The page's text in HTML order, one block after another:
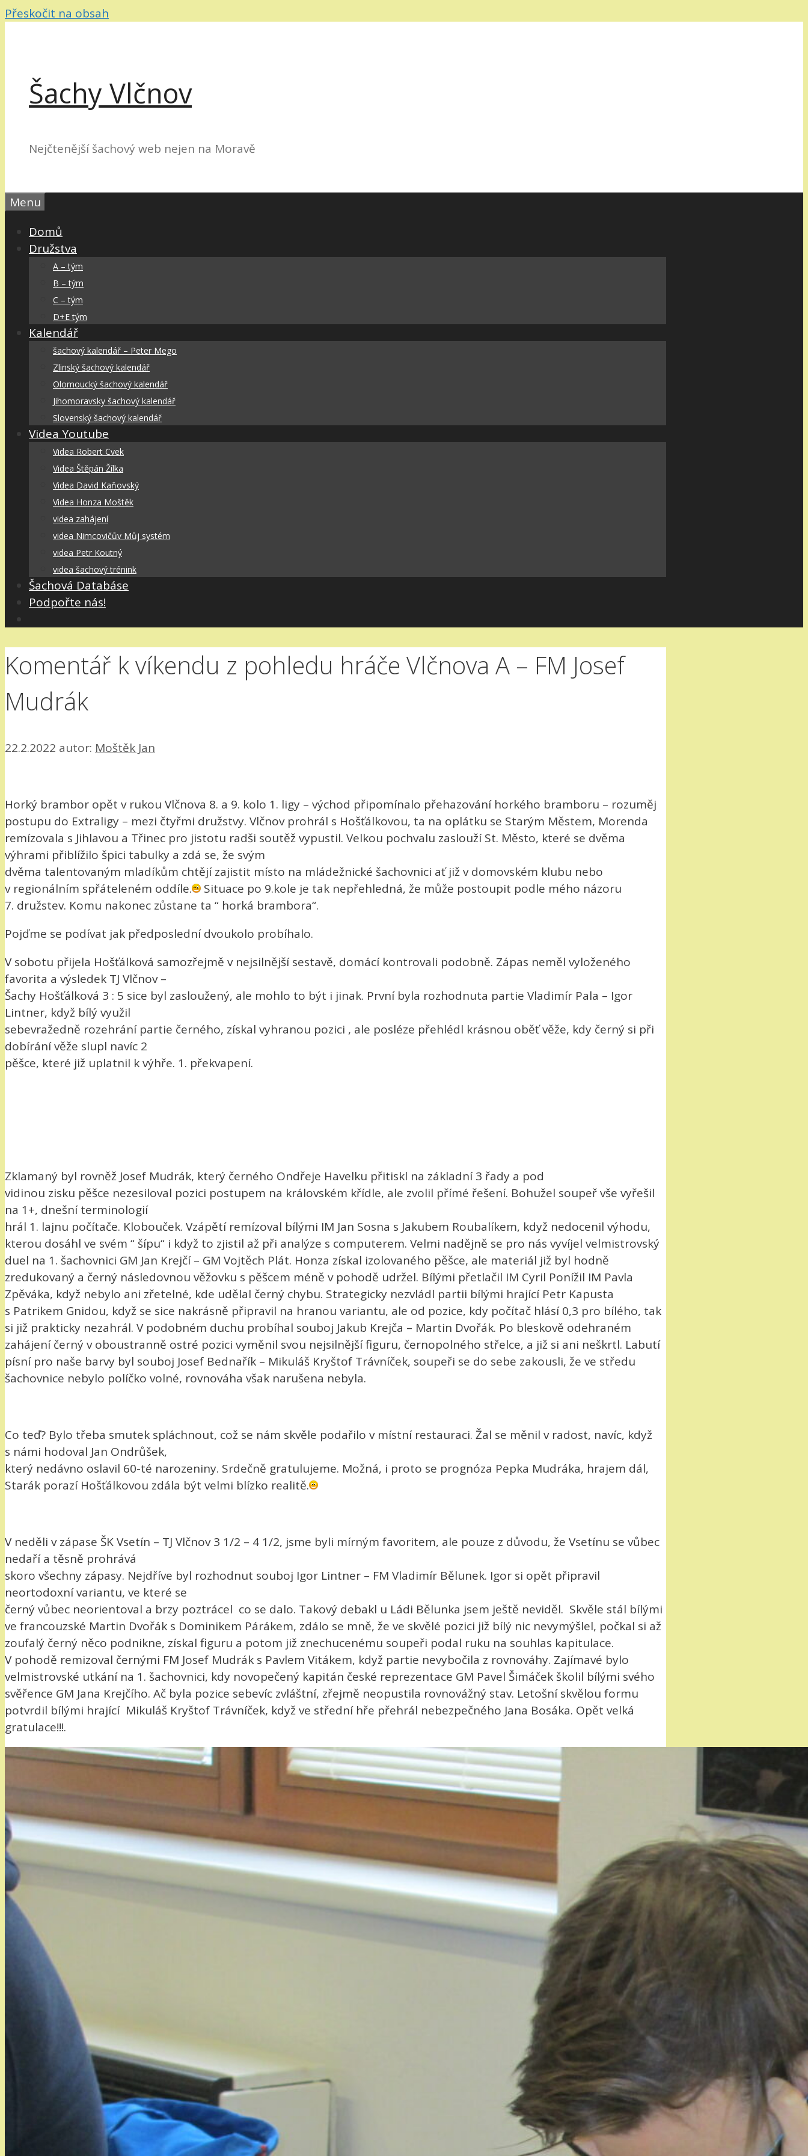
Přeskočit na obsah
Šachy Vlčnov
Nejčtenější šachový web nejen na Moravě
Menu
Domů
Družstva
A – tým
B – tým
C – tým
D+E tým
Kalendář
šachový kalendář – Peter Mego
Zlinský šachový kalendář
Olomoucký šachový kalendář
Jihomoravsky šachový kalendář
Slovenský šachový kalendář
Videa Youtube
Videa Robert Cvek
Videa Štěpán Žílka
Videa David Kaňovský
Videa Honza Moštěk
videa zahájení
videa Nimcovičův Můj systém
videa Petr Koutný
videa šachový trénink
Šachová Databáse
Podpořte nás!
Komentář k víkendu z pohledu hráče Vlčnova A – FM Josef
Mudrák
22.2.2022 autor: Moštěk Jan
Horký brambor opět v rukou Vlčnova 8. a 9. kolo 1. ligy – východ připomínalo přehazování horkého bramboru – rozuměj
postupu do Extraligy – mezi čtyřmi družstvy. Vlčnov prohrál s Hošťálkovou, ta na oplátku se Starým Městem, Morenda
remízovala s Jihlavou a Třinec pro jistotu radši soutěž vypustil. Velkou pochvalu zaslouží St. Město, které se dvěma
výhrami přiblížilo špici tabulky a zdá se, že svým
dvěma talentovaným mladíkům chtějí zajistit místo na mládežnické šachovnici ať již v domovském klubu nebo
v regionálním spřáteleném oddíle.
Situace po 9.kole je tak nepřehledná, že může postoupit podle mého názoru
7. družstev. Komu nakonec zůstane ta “ horká brambora“.
Pojďme se podívat jak předposlední dvoukolo probíhalo.
V sobotu přijela Hošťálková samozřejmě v nejsilnější sestavě, domácí kontrovali podobně. Zápas neměl vyloženého
favorita a výsledek TJ Vlčnov –
Šachy Hošťálková 3 : 5 sice byl zasloužený, ale mohlo to být i jinak. První byla rozhodnuta partie Vladimír Pala – Igor
Lintner, když bílý využil
sebevražedně rozehrání partie černého, získal vyhranou pozici , ale posléze přehlédl krásnou oběť věže, kdy černý si při
dobírání věže slupl navíc 2
pěšce, které již uplatnil k výhře. 1. překvapení.
Zklamaný byl rovněž Josef Mudrák, který černého Ondřeje Havelku přitiskl na základní 3 řady a pod
vidinou zisku pěšce nezesiloval pozici postupem na královském křídle, ale zvolil přímé řešení. Bohužel soupeř vše vyřešil
na 1+, dnešní terminologií
hrál 1. lajnu počítače. Klobouček. Vzápětí remízoval bílými IM Jan Sosna s Jakubem Roubalíkem, když nedocenil výhodu,
kterou dosáhl ve svém “ šípu“ i když to zjistil až při analýze s computerem. Velmi nadějně se pro nás vyvíjel velmistrovský
duel na 1. šachovnici GM Jan Krejčí – GM Vojtěch Plát. Honza získal izolovaného pěšce, ale materiál již byl hodně
zredukovaný a černý následovnou věžovku s pěšcem méně v pohodě udržel. Bílými přetlačil IM Cyril Ponížil IM Pavla
Zpěváka, když nebylo ani zřetelné, kde udělal černý chybu. Strategicky nezvládl partii bílými hrající Petr Kapusta
s Patrikem Gnidou, když se sice nakrásně připravil na hranou variantu, ale od pozice, kdy počítač hlásí 0,3 pro bílého, tak
si již prakticky nezahrál. V podobném duchu probíhal souboj Jakub Krejča – Martin Dvořák. Po bleskově odehraném
zahájení černý v oboustranně ostré pozici vyměnil svou nejsilnější figuru, černopolného střelce, a již si ani neškrtl. Labutí
písní pro naše barvy byl souboj Josef Bednařík – Mikuláš Kryštof Trávníček, soupeři se do sebe zakousli, že ve středu
šachovnice nebylo políčko volné, rovnováha však narušena nebyla.
Co teď? Bylo třeba smutek spláchnout, což se nám skvěle podařilo v místní restauraci. Žal se měnil v radost, navíc, když
s námi hodoval Jan Ondrůšek,
který nedávno oslavil 60-té narozeniny. Srdečně gratulujeme. Možná, i proto se prognóza Pepka Mudráka, hrajem dál,
Starák porazí Hošťálkovou zdála být velmi blízko realitě.
V neděli v zápase ŠK Vsetín – TJ Vlčnov 3 1/2 – 4 1/2, jsme byli mírným favoritem, ale pouze z důvodu, že Vsetínu se vůbec
nedaří a těsně prohrává
skoro všechny zápasy. Nejdříve byl rozhodnut souboj Igor Lintner – FM Vladimír Bělunek. Igor si opět připravil
neortodoxní variantu, ve které se
černý vůbec neorientoval a brzy poztrácel co se dalo. Takový debakl u Ládi Bělunka jsem ještě neviděl. Skvěle stál bílými
ve francouzské Martin Dvořák s Dominikem Párákem, zdálo se mně, že ve skvělé pozici již bílý nic nevymýšlel, počkal si až
zoufalý černý něco podnikne, získal figuru a potom již znechucenému soupeři podal ruku na souhlas kapitulace.
V pohodě remizoval černými FM Josef Mudrák s Pavlem Vitákem, když partie nevybočila z rovnováhy. Zajímavé bylo
velmistrovské utkání na 1. šachovnici, kdy novopečený kapitán české reprezentace GM Pavel Šimáček školil bílými svého
svěřence GM Jana Krejčího. Ač byla pozice sebevíc zvláštní, zřejmě neopustila rovnovážný stav. Letošní skvělou formu
potvrdil bílými hrající Mikuláš Kryštof Trávníček, když ve střední hře přehrál nebezpečného Jana Bosáka. Opět velká
gratulace!!!.